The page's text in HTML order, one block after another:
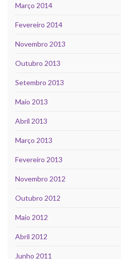
Março 2014
Fevereiro 2014
Novembro 2013
Outubro 2013
Setembro 2013
Maio 2013
Abril 2013
Março 2013
Fevereiro 2013
Novembro 2012
Outubro 2012
Maio 2012
Abril 2012
Junho 2011